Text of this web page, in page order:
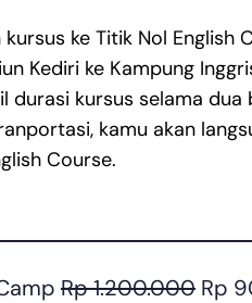
ke Titik Nol English
Kediri ke Kampung
durasi kursus selama
kamu akan
Course.
Rp 1.200.000Rp